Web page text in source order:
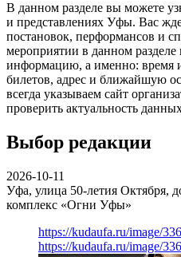
В данном разделе вы можете
и представлениях Уфы. Вас
постановок, перформансов и
мероприятии в данном
информацию, а именно: время
билетов, адрес и ближайшую
всегда указываем сайт
проверить актуальность
Выбор редакции
2026-10-11
Уфа, улица 50-летия Октября,
комплекс «Огни Уфы»
https://kudaufa.ru/image/
https://kudaufa.ru/image/